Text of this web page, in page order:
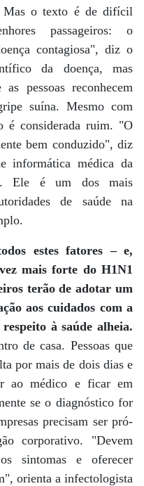
Mas o texto é de difícil
passageiros: o
contagiosa", diz o
da doença, mas
pessoas reconhecem
suína. Mesmo com
é considerada ruim. "O
bem conduzido", diz
informática médica da
Ele é um dos mais
de saúde na
estes fatores – e,
mais forte do H1N1
terão de adotar um
aos cuidados com a
à saúde alheia.
de casa. Pessoas que
por mais de dois dias e
ao médico e ficar em
se o diagnóstico for
precisam ser pró-
corporativo. "Devem
sintomas e oferecer
orienta a infectologista